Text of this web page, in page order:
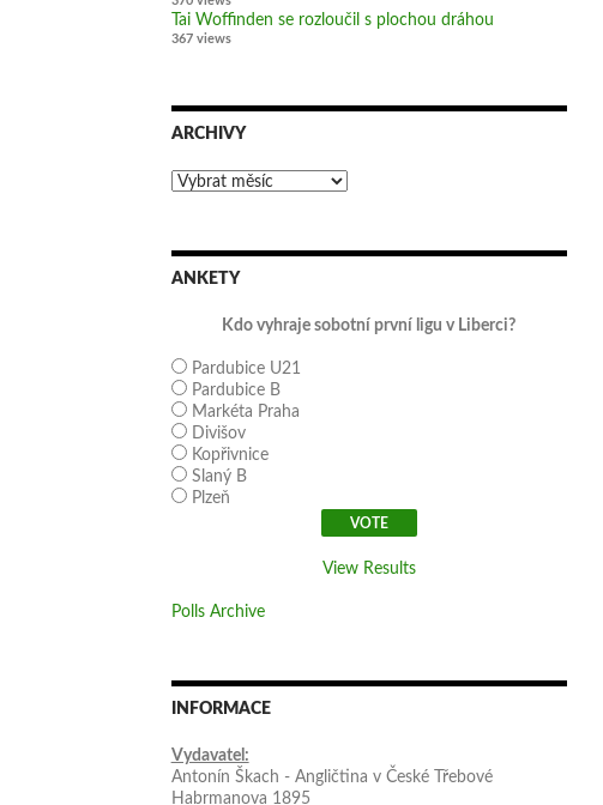
Tai Woffinden se rozloučil s plochou dráhou
367 views
ARCHIVY
Archivy
ANKETY
Kdo vyhraje sobotní první ligu v Liberci?
Pardubice U21
Pardubice B
Markéta Praha
Divišov
Kopřivnice
Slaný B
Plzeň
View Results
Polls Archive
INFORMACE
Vydavatel:
Antonín Škach - Angličtina v České Třebové
Habrmanova 1895